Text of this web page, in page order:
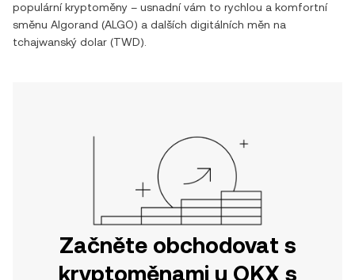
populární kryptoměny – usnadní vám to rychlou a komfortní
směnu Algorand (ALGO) a dalších digitálních měn na
tchajwanský dolar (TWD).
Začněte obchodovat s
kryptoměnami u OKX s